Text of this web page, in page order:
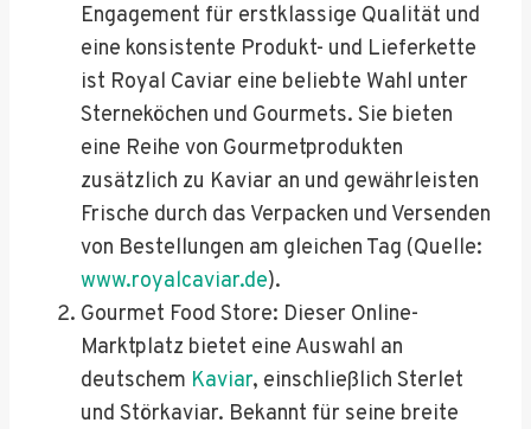
Engagement für erstklassige Qualität und
eine konsistente Produkt- und Lieferkette
ist Royal Caviar eine beliebte Wahl unter
Sterneköchen und Gourmets. Sie bieten
eine Reihe von Gourmetprodukten
zusätzlich zu Kaviar an und gewährleisten
Frische durch das Verpacken und Versenden
von Bestellungen am gleichen Tag (Quelle:
www.royalcaviar.de).
Gourmet Food Store: Dieser Online-
Marktplatz bietet eine Auswahl an
deutschem Kaviar, einschließlich Sterlet
und Störkaviar. Bekannt für seine breite